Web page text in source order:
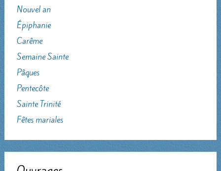
Nouvel an
Épiphanie
Carême
Semaine Sainte
Pâques
Pentecôte
Sainte Trinité
Fêtes mariales